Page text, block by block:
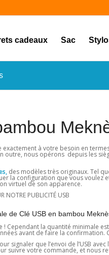
cadeaux Sac
à votre besoin en
outre, nous opérons depuis les
des modèles très originaux. Tel
la configuration que vous
virtuel de son apparence.
NOTRE PUBLICITÉ USB
de Clé USB en bambou
Cependant la quantité minimale
avant de faire la confirmation.
signaler que l’envoi de l’USB
suivre votre commande, et nous